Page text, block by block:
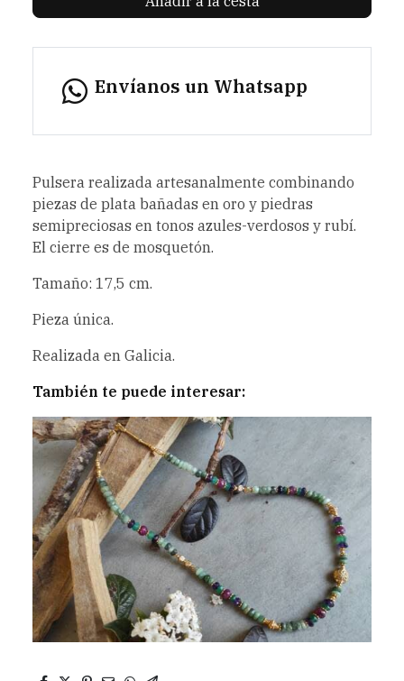
Envíanos un Whatsapp
Pulsera realizada artesanalmente combinando
piezas de plata bañadas en oro y piedras
semipreciosas en tonos azules-verdosos y rubí.
El cierre es de mosquetón.
Tamaño: 17,5 cm.
Pieza única.
Realizada en Galicia.
También te puede interesar: